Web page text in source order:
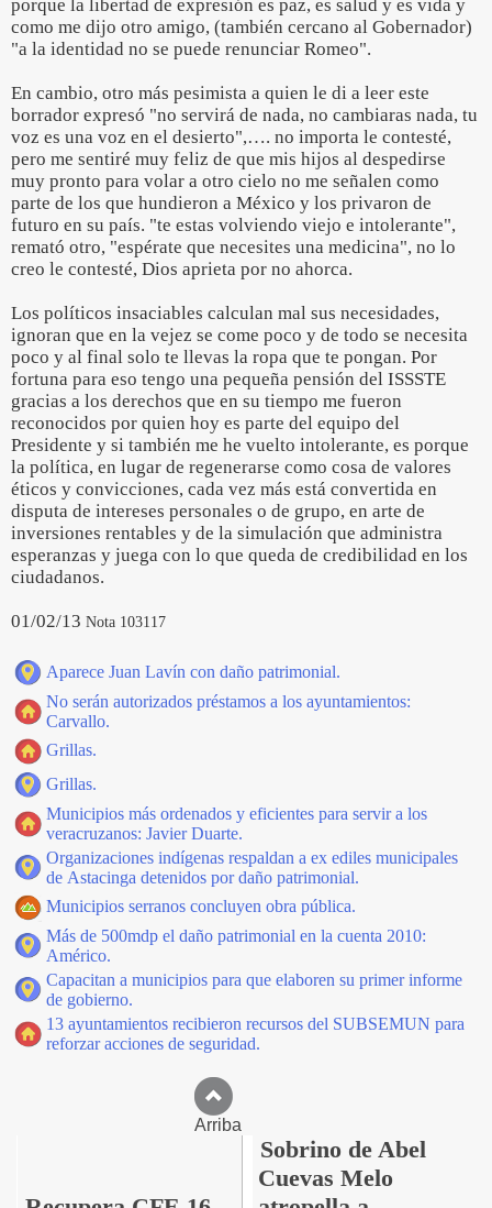
porque la libertad de expresión es paz, es salud y es vida y
como me dijo otro amigo, (también cercano al Gobernador)
"a la identidad no se puede renunciar Romeo".
En cambio, otro más pesimista a quien le di a leer este
borrador expresó "no servirá de nada, no cambiaras nada, tu
voz es una voz en el desierto",…. no importa le contesté,
pero me sentiré muy feliz de que mis hijos al despedirse
muy pronto para volar a otro cielo no me señalen como
parte de los que hundieron a México y los privaron de
futuro en su país. "te estas volviendo viejo e intolerante",
remató otro, "espérate que necesites una medicina", no lo
creo le contesté, Dios aprieta por no ahorca.
Los políticos insaciables calculan mal sus necesidades,
ignoran que en la vejez se come poco y de todo se necesita
poco y al final solo te llevas la ropa que te pongan. Por
fortuna para eso tengo una pequeña pensión del ISSSTE
gracias a los derechos que en su tiempo me fueron
reconocidos por quien hoy es parte del equipo del
Presidente y si también me he vuelto intolerante, es porque
la política, en lugar de regenerarse como cosa de valores
éticos y convicciones, cada vez más está convertida en
disputa de intereses personales o de grupo, en arte de
inversiones rentables y de la simulación que administra
esperanzas y juega con lo que queda de credibilidad en los
ciudadanos.
01/02/13 Nota 103117
Aparece Juan Lavín con daño patrimonial.
No serán autorizados préstamos a los ayuntamientos:
Carvallo.
Grillas.
Grillas.
Municipios más ordenados y eficientes para servir a los
veracruzanos: Javier Duarte.
Organizaciones indígenas respaldan a ex ediles municipales
de Astacinga detenidos por daño patrimonial.
Municipios serranos concluyen obra pública.
Más de 500mdp el daño patrimonial en la cuenta 2010:
Américo.
Capacitan a municipios para que elaboren su primer informe
de gobierno.
13 ayuntamientos recibieron recursos del SUBSEMUN para
reforzar acciones de seguridad.
Arriba
Sobrino de Abel
Cuevas Melo